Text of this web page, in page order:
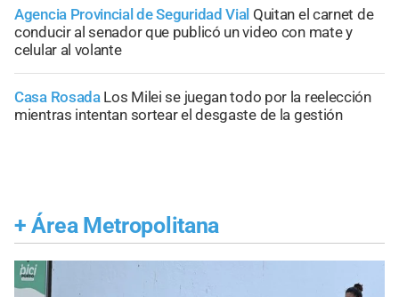
Agencia Provincial de Seguridad Vial Quitan el carnet de
conducir al senador que publicó un video con mate y
celular al volante
Casa Rosada Los Milei se juegan todo por la reelección
mientras intentan sortear el desgaste de la gestión
+ Área Metropolitana